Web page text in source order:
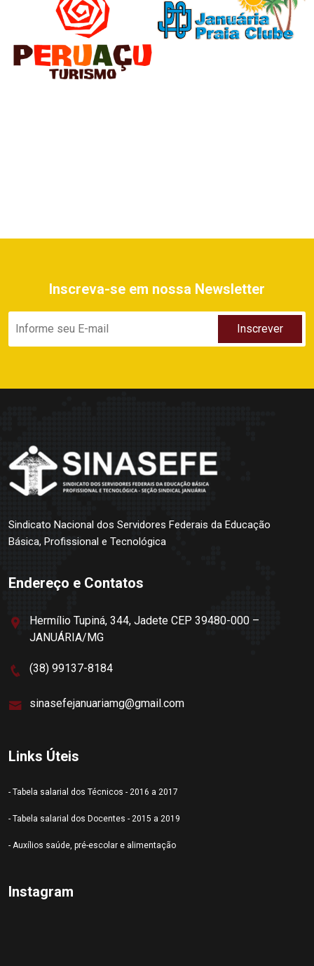
Inscreva-se em nossa Newsletter
Sindicato Nacional dos Servidores Federais da Educação
Básica, Profissional e Tecnológica
Endereço e Contatos
Hermílio Tupiná, 344, Jadete CEP 39480-000 –
JANUÁRIA/MG
(38) 99137-8184
sinasefejanuariamg@gmail.com
Links Úteis
- Tabela salarial dos Técnicos - 2016 a 2017
- Tabela salarial dos Docentes - 2015 a 2019
- Auxílios saúde, pré-escolar e alimentação
Instagram